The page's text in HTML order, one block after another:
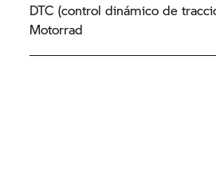
DTC (control dinámico de
Motorrad